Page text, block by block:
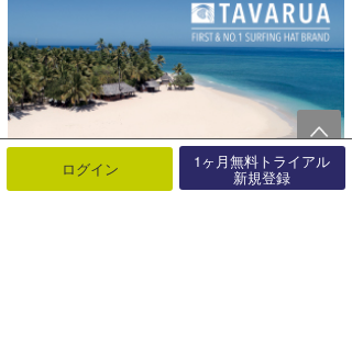
ログイン 1ヶ月無料トライアル
新規登録